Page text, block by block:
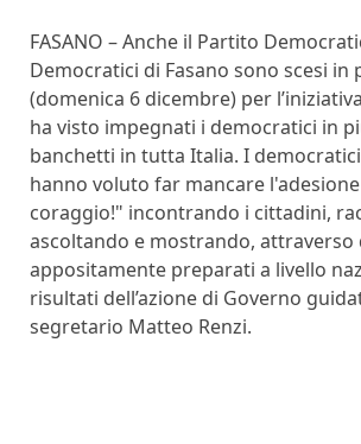
FASANO – Anche il Partito
Democratici di Fasano sono scesi in
(domenica 6 dicembre) per
ha visto impegnati i democratici in
banchetti in tutta Italia. I
hanno voluto far mancare
coraggio!" incontrando i cittadini,
ascoltando e mostrando, attraverso
appositamente preparati a livello
risultati dell’azione di Governo
segretario Matteo Renzi.